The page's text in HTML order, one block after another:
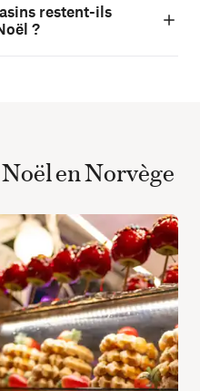
restent-ils
?
en Norvège